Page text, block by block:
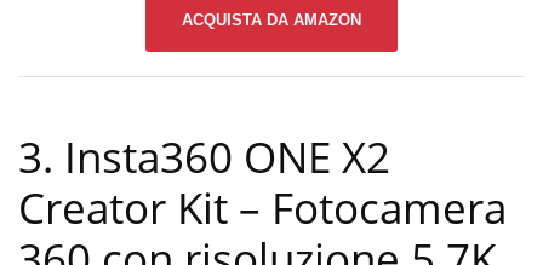
ACQUISTA DA AMAZON
3. Insta360 ONE X2
Creator Kit – Fotocamera